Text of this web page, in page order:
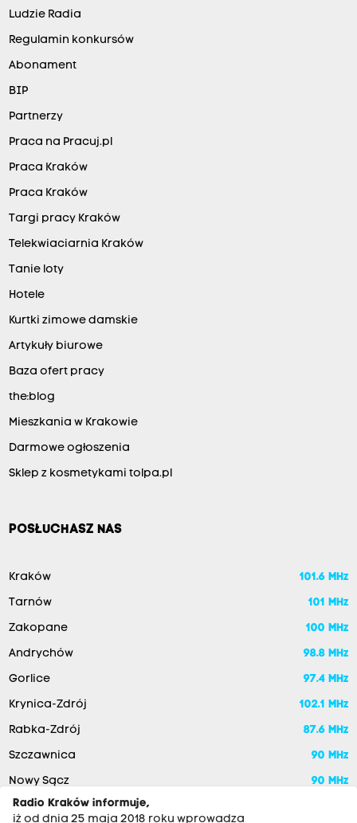
Ludzie Radia
Regulamin konkursów
Abonament
BIP
Partnerzy
Praca na Pracuj.pl
Praca Kraków
Praca Kraków
Targi pracy Kraków
Telekwiaciarnia Kraków
Tanie loty
Hotele
Kurtki zimowe damskie
Artykuły biurowe
Baza ofert pracy
the:blog
Mieszkania w Krakowie
Darmowe ogłoszenia
Sklep z kosmetykami tolpa.pl
POSŁUCHASZ NAS
Kraków 101.6 MHz
Tarnów 101 MHz
Zakopane 100 MHz
Andrychów 98.8 MHz
Gorlice 97.4 MHz
Krynica-Zdrój 102.1 MHz
Rabka-Zdrój 87.6 MHz
Szczawnica 90 MHz
Nowy Sącz
90 MHz
Radio Kraków informuje,
iż od dnia 25 maja 2018 roku wprowadza